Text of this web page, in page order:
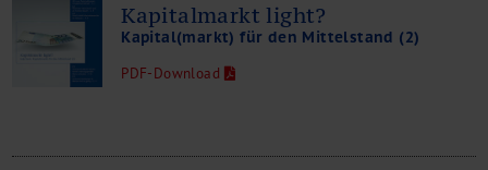
Kapitalmarkt light?
Kapital(markt) für den Mittelstand (2)
PDF-Download